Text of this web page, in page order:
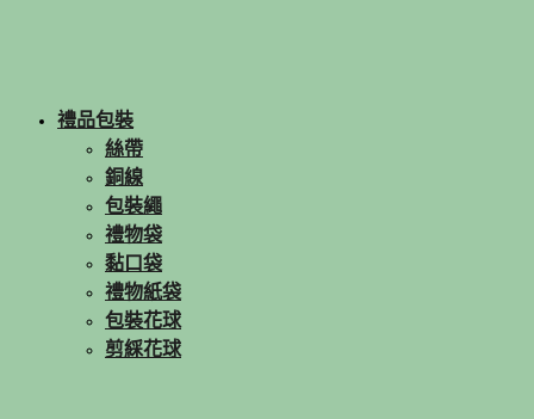
禮品包裝
絲帶
銅線
包裝繩
禮物袋
黏口袋
禮物紙袋
包裝花球
剪綵花球